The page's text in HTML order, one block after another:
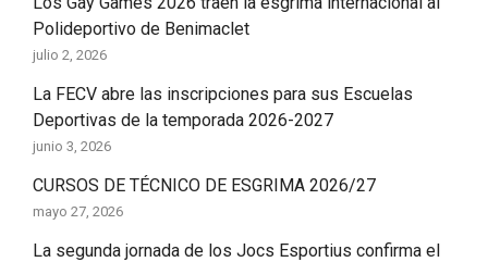
Polideportivo de Benimaclet
julio 2, 2026
La FECV abre las inscripciones para sus Escuelas
Deportivas de la temporada 2026-2027
junio 3, 2026
CURSOS DE TÉCNICO DE ESGRIMA 2026/27
mayo 27, 2026
La segunda jornada de los Jocs Esportius confirma el